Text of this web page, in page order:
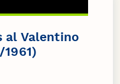
al Valentino